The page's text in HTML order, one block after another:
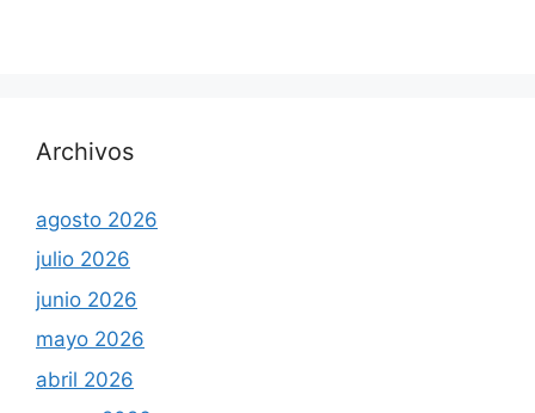
Archivos
agosto 2026
julio 2026
junio 2026
mayo 2026
abril 2026